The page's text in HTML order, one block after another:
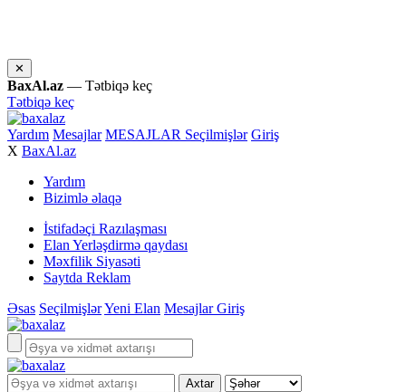
✕
BaxAl.az — Tətbiqə keç
Tətbiqə keç
Yardım Mesajlar MESAJLAR Seçilmişlər Giriş
X BaxAl.az
Yardım
Bizimlə əlaqə
İstifadəçi Razılaşması
Elan Yerləşdirmə qaydası
Məxfilik Siyasəti
Saytda Reklam
Əsas SeçilmişlərYeni Elan MesajlarGiriş